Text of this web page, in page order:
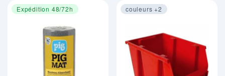
Expédition 48/72h couleurs +2